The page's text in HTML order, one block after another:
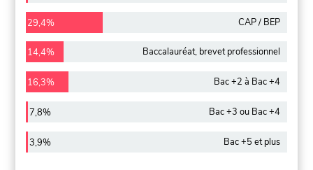
29,4% CAP / BEP
14,4% Baccalauréat, brevet professionnel
16,3% Bac +2 à Bac +4
7,8% Bac +3 ou Bac +4
3,9% Bac +5 et plus